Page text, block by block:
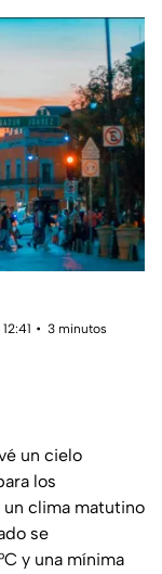
3 minutos
un cielo
los
un clima matutino
se
y una mínima